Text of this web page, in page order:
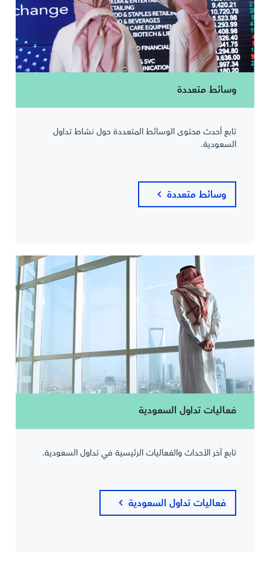
وسائط متعددة
تابع أحدث محتوى الوسائط المتعددة حول نشاط تداول
السعودية.
وسائط متعددة
فعاليات تداول السعودية
تابع آخر الأحداث والفعاليات الرئيسية في تداول السعودية.
فعاليات تداول السعودية